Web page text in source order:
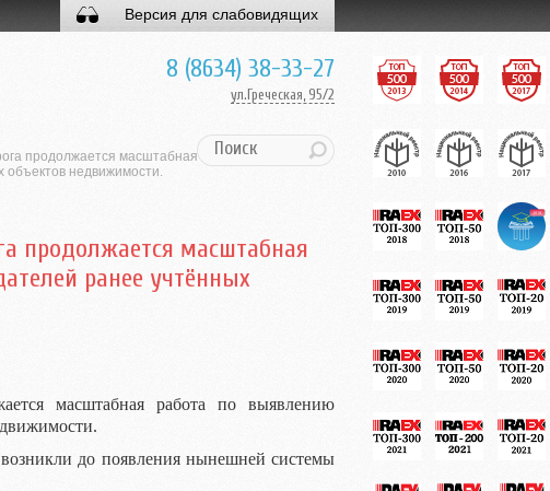
Версия для слабовидящих
8 (8634) 38-33-27
ул.Греческая, 95/2
продолжается масштабная
недвижимости.
продолжается масштабная
ранее учтённых
масштабная работа по выявлению
до появления нынешней системы